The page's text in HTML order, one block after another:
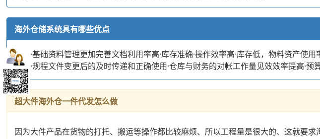
海外仓储系统具有哪些优点
优点·基础资料管理更加完善文档利用率高·库存准确·操作效率高·库存低，物料资产使
分析·规程文件变更后的及时传递和正确使用·仓库与财务的对帐工作量见效效率提高·预
超大件海外仓一件代发怎么做
因为大件产品在货物的打托、搬运等操作都比较麻烦、所以工程量是很大的、这就要